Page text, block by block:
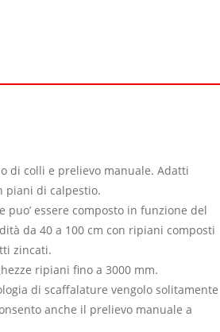
di colli e prelievo manuale. Adatti
piani di calpestio.
essere composto in funzione del
da 40 a 100 cm con ripiani composti
zincati.
ripiani fino a 3000 mm.
di scaffalature vengolo solitamente
anche il prelievo manuale a